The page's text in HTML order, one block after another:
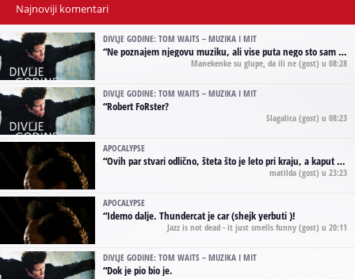
Najnoviji komentari
DIVLJE GODINE: TOM WAITS – MUZIKA I MIT
“Ne poznajem njegovu muziku, ali vise puta nego sto sam to zazeleo gledao sam njegove umjetnicke slike na raznim stranama interneta. Te stoga zakljucujem da je Tom Waits Lady Gaga muzike namrstenih, ma
Manekenke su glupe, da ili ne (gost) u 08:28
DIVLJE GODINE: TOM WAITS – MUZIKA I MIT
“Robert FoRster?
Slagalica (gost) u 08:23
APOCALYPSE
“Ovih par stvari odlično, šteta što je leto pri kraju, a kaput koji te vervoatno podseća na pirotski ćilim je iz tradicije Navaho indijanaca ;)
matilda (gost) u 23:23
APOCALYPSE
“Idemo dalje. Thundercat je car (shejk yerbuti )!
Jazz is not dead - it just smells funny (gost) u 20:11
DIVLJE GODINE: TOM WAITS – MUZIKA I MIT
“Dok je pio bio je.